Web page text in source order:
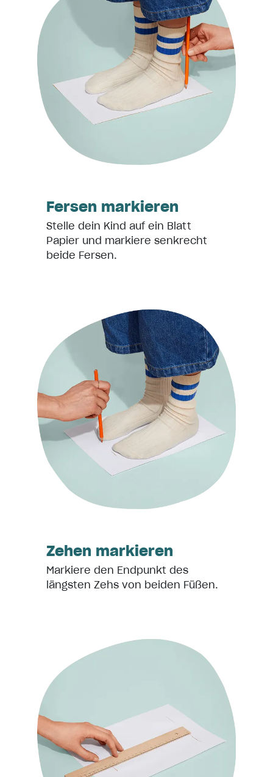
Fersen markieren
Stelle dein Kind auf ein Blatt
Papier und markiere senkrecht
beide Fersen.
Zehen markieren
Markiere den Endpunkt des
längsten Zehs von beiden Füßen.